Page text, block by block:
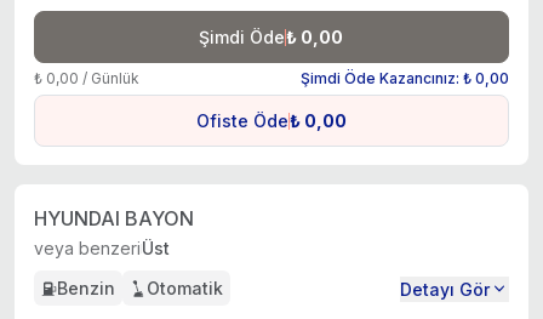
Şimdi Öde₺ 0,00
₺ 0,00 / Günlük Şimdi Öde Kazancınız: ₺ 0,00
Ofiste Öde₺ 0,00
HYUNDAI BAYON
veya benzeriÜst
Benzin
Otomatik Detayı Gör